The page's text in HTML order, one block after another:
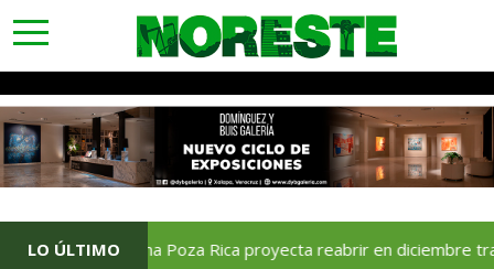
toggle
navigation
LO ÚLTIMO
Soriana Poza Rica proyecta reabrir en diciembre tras avance